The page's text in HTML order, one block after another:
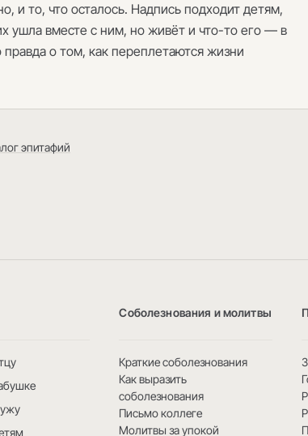
и то, что осталось. Надпись подходит детям,
ушла вместе с ним, но живёт и что-то его — в
правда о том, как переплетаются жизни
эпитафий
Соболезнования и молитвы
Краткие соболезнования
Как выразить
соболезнования
Письмо коллеге
Молитвы за упокой